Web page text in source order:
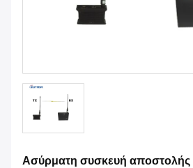
Ασύρματη συσκευή